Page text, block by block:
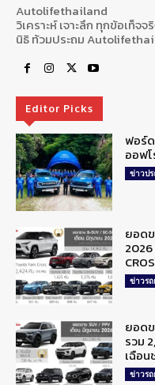
Autolifethailand
วิเคราะห์ เจาะลึก ทุกข้อเท็
นิธิ ท้วมประถม
Editor Picks
ฟอร์
ออฟ
ข่าวป
ยอด
2026
ข่าวร
ยอด
รวม
เฉือน
ข่าวร